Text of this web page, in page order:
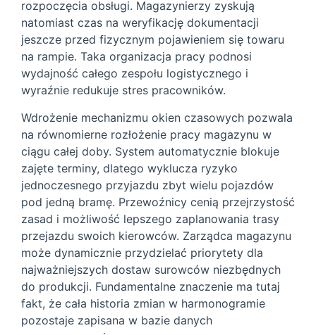
rozpoczęcia obsługi. Magazynierzy zyskują
natomiast czas na weryfikację dokumentacji
jeszcze przed fizycznym pojawieniem się towaru
na rampie. Taka organizacja pracy podnosi
wydajność całego zespołu logistycznego i
wyraźnie redukuje stres pracowników.
Wdrożenie mechanizmu okien czasowych pozwala
na równomierne rozłożenie pracy magazynu w
ciągu całej doby. System automatycznie blokuje
zajęte terminy, dlatego wyklucza ryzyko
jednoczesnego przyjazdu zbyt wielu pojazdów
pod jedną bramę. Przewoźnicy cenią przejrzystość
zasad i możliwość lepszego zaplanowania trasy
przejazdu swoich kierowców. Zarządca magazynu
może dynamicznie przydzielać priorytety dla
najważniejszych dostaw surowców niezbędnych
do produkcji. Fundamentalne znaczenie ma tutaj
fakt, że cała historia zmian w harmonogramie
pozostaje zapisana w bazie danych